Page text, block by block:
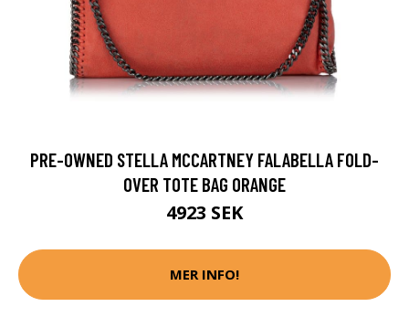
PRE-OWNED STELLA MCCARTNEY FALABELLA FOLD-
OVER TOTE BAG ORANGE
4923 SEK
MER INFO!